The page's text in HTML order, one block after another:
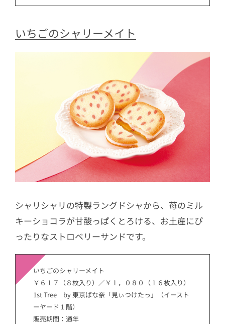
いちごのシャリーメイト
シャリシャリの特製ラングドシャから、苺のミル
キーショコラが甘酸っぱくとろける、お土産にぴ
ったりなストロベリーサンドです。
いちごのシャリーメイト
￥６１７（８枚入り）／￥１，０８０（１６枚入り）
1st Tree by 東京ばな奈「見ぃつけたっ」（イースト
ーヤード１階）
販売期間：通年